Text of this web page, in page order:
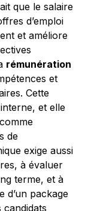
que le salaire
d’emploi
et améliore
rémunération
et
Cette
et elle
de
exige aussi
à évaluer
terme, et à
d’un package
candidats